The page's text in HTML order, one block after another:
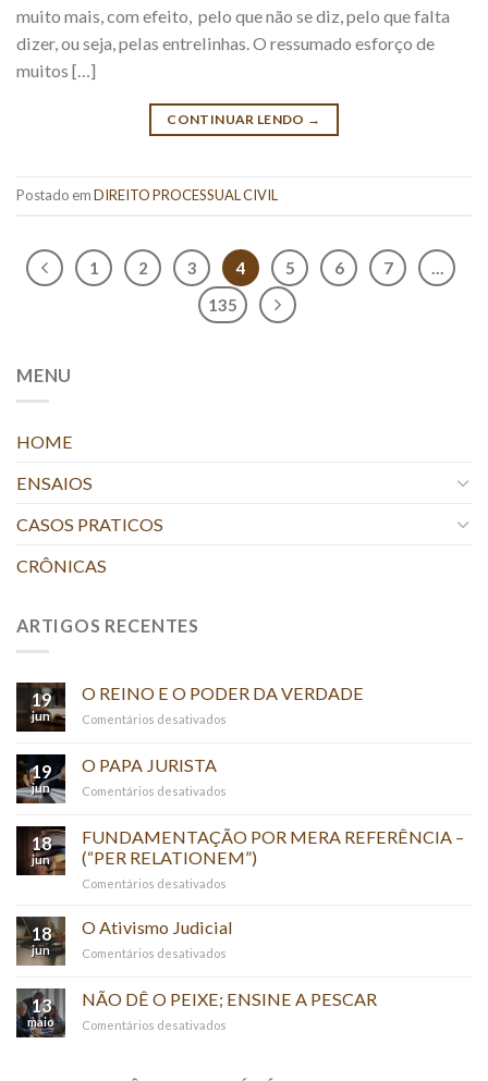
muito mais, com efeito, pelo que não se diz, pelo que falta
dizer, ou seja, pelas entrelinhas. O ressumado esforço de
muitos […]
CONTINUAR LENDO →
Postado emDIREITO PROCESSUAL CIVIL
1 2 3 4 5 6 7
…
135
MENU
HOME
ENSAIOS
CASOS PRATICOS
CRÔNICAS
ARTIGOS RECENTES
19
jun
O REINO E O PODER DA VERDADE
Comentários desativados
DA
VERDADE
19
jun
O PAPA JURISTA
Comentários desativados
PAPA
JURISTA
18
jun
FUNDAMENTAÇÃO POR MERA REFERÊNCIA –
(“PER RELATIONEM”)
Comentários desativados
POR
(“PER
18
jun
O Ativismo Judicial
Comentários desativados
Ativismo
Judicial
13
maio
NÃO DÊ O PEIXE; ENSINE A PESCAR
Comentários desativados